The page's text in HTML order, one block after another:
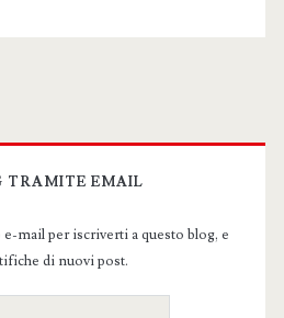
TRAMITE EMAIL
mail per iscriverti a questo blog, e
di nuovi post.